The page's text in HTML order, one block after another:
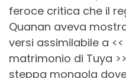
feroce critica che il
Quanan aveva
versi assimilabile a <<
matrimonio di Tuya
steppa mongola